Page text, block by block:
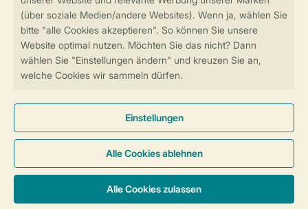
Sicherstellung Deiner Privatsphäre
Sicheres Bezahlen
Allgemeine Bedingungen Impressum
Datenschutz